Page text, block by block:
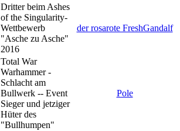
Dritter beim Ashes
of the Singularity-
Wettbewerb
"Asche zu Asche"
2016
der rosarote FreshGandalf
Total War
Warhammer -
Schlacht am
Bullwerk -- Event
Sieger und jetziger
Hüter des
"Bullhumpen"
Pole